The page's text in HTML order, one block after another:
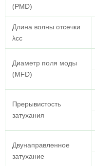
(PMD)
Длина волны отсечки
λcc
Диаметр поля моды
(MFD)
Прерывистость
затухания
Двунаправленное
затухание